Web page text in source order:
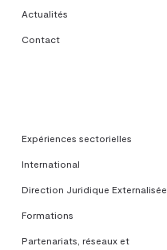
Actualités
Contact
Expériences sectorielles
International
Direction Juridique Externalisée
Formations
Partenariats, réseaux et